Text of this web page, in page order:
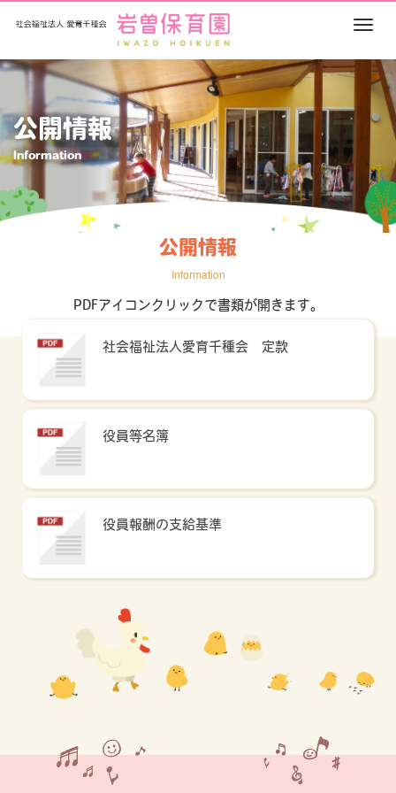
M
公開情報
Information
公開情報
Information
PDFアイコンクリックで書類が開きます。
社会福祉法人愛育千種会 定款
役員等名簿
役員報酬の支給基準